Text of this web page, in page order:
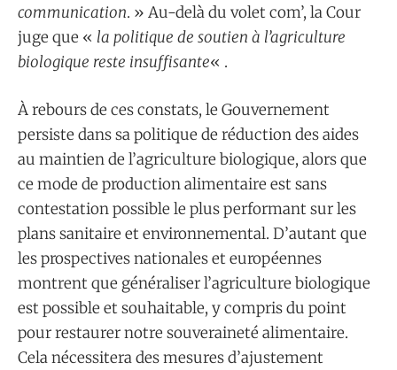
communication. » Au-delà du volet com’, la Cour
juge que « la politique de soutien à l’agriculture
biologique reste insuffisante« .
À rebours de ces constats, le Gouvernement
persiste dans sa politique de réduction des aides
au maintien de l’agriculture biologique, alors que
ce mode de production alimentaire est sans
contestation possible le plus performant sur les
plans sanitaire et environnemental. D’autant que
les prospectives nationales et européennes
montrent que généraliser l’agriculture biologique
est possible et souhaitable, y compris du point
pour restaurer notre souveraineté alimentaire.
Cela nécessitera des mesures d’ajustement